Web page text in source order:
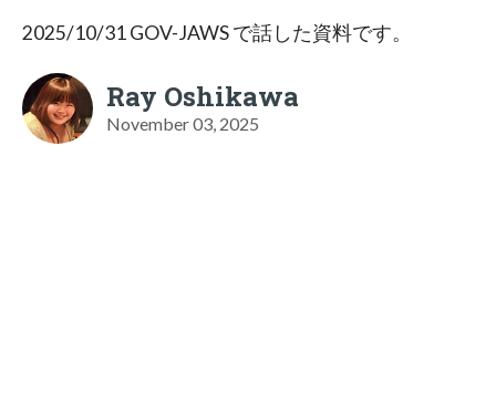
2025/10/31 GOV-JAWS で話した資料です。
Ray Oshikawa
November 03, 2025